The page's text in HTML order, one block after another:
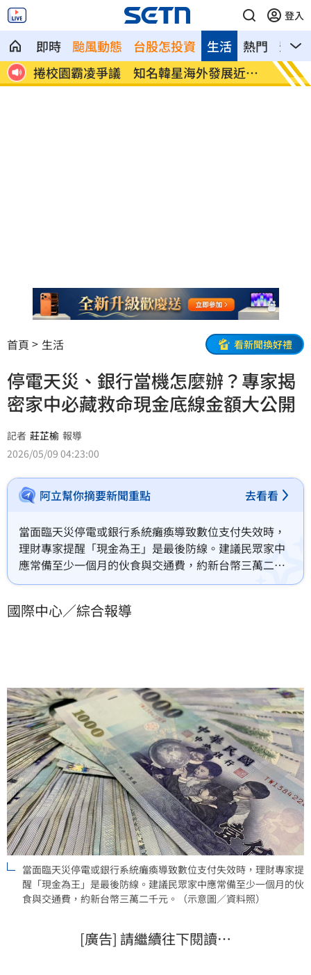
登入
即時 颱風動態 台股怎投資 熱門 影音
生活
離
捲校園霸凌爭議 知名韓星海外發展近況
曝
鄭麗
家」
首頁 生活 看新聞換好禮
停電天災、銀行當機怎麼辦？專家揭
密家中必藏救命現金底線金額大公開
記者 莊芷榆 報導
2026/05/09 04:23:00
阿立幫你摘要新聞重點 去看看
當面臨天災停電或銀行系統癱瘓導致數位支付失效時，
理財專家提醒「現金為王」是最後防線。建議民眾家中
應常備至少一個月的伙食與交通費，約新台幣三萬二千
元。專家指出，整體緊急預備金應維持三至六個月開
水保險箱內以防萬一。其餘大筆資金仍應存入受保障的
國際中心／綜合報導
當面臨天災停電或銀行系統癱瘓導致數位支付失效時，理財專家提
醒「現金為王」是最後防線。建議民眾家中應常備至少一個月的伙
食與交通費，約新台幣三萬二千元。（示意圖／資料照）
[廣告] 請繼續往下閱讀…